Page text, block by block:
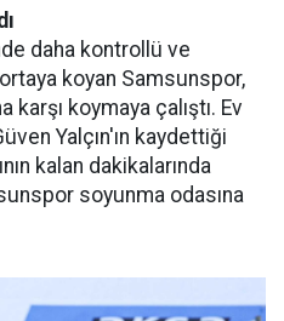
daha kontrollü ve
koyan Samsunspor,
karşı koymaya çalıştı. Ev
Yalçın'ın kaydettiği
kalan dakikalarında
soyunma odasına